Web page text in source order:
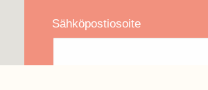
Sähköpostiosoite